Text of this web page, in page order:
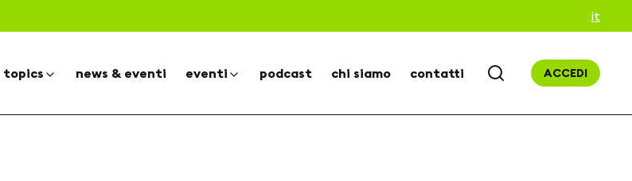
it
topics news & eventi eventi podcast chi siamo contatti ACCEDI